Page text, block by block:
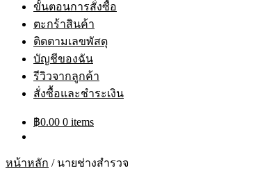
ขั้นตอนการสั่งซื้อ
ตะกร้าสินค้า
ติดตามเลขพัสดุ
บัญชีของฉัน
รีวิวจากลูกค้า
สั่งซื้อและชำระเงิน
฿0.00 0 items
หน้าหลัก / นายช่างสำรวจ